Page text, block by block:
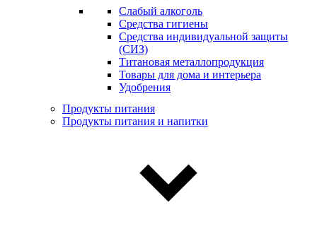
Слабый алкоголь
Средства гигиены
Средства индивидуальной защиты
(СИЗ)
Титановая металлопродукция
Товары для дома и интерьера
Удобрения
Продукты питания
Продукты питания и напитки